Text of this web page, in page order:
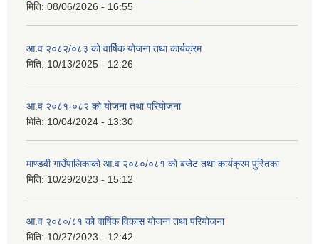
मिति: 08/06/2026 - 16:55
आ.व २०८२/०८३ को वार्षिक योजना तथा कार्यक्रम
मिति: 10/13/2025 - 12:26
आ.व २०८१-०८२ को योजना तथा परियोजना
मिति: 10/04/2024 - 13:30
माण्डवी गाउँपालिकाको आ.व २०८०/०८१ को बजेट तथा कार्यक्रम पुस्तिका
मिति: 10/29/2023 - 15:12
आ.व २०८०/८१ को वार्षिक विकास योजना तथा परियोजना
मिति: 10/27/2023 - 12:42